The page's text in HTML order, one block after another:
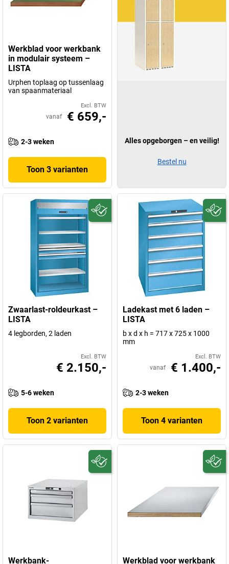
Werkblad voor werkbank
in modulair systeem –
LISTA
Urphen toplaag op tussenlaag
van spaanmateriaal
Excl. BTW
vanaf € 659,-
2-3 weken
Toon 3 varianten
Zwaarlast-roldeurkast –
LISTA
4 legborden, 2 laden
Excl. BTW
€ 2.150,-
5-6 weken
Toon 2 varianten
Ladekast met 6 laden –
LISTA
b x d x h = 717 x 725 x 1000
mm
Excl. BTW
vanaf € 1.400,-
2-3 weken
Toon 4 varianten
Werkbank-
Werkblad voor werkbank
Alles opgeborgen – en veilig!
Bestel nu